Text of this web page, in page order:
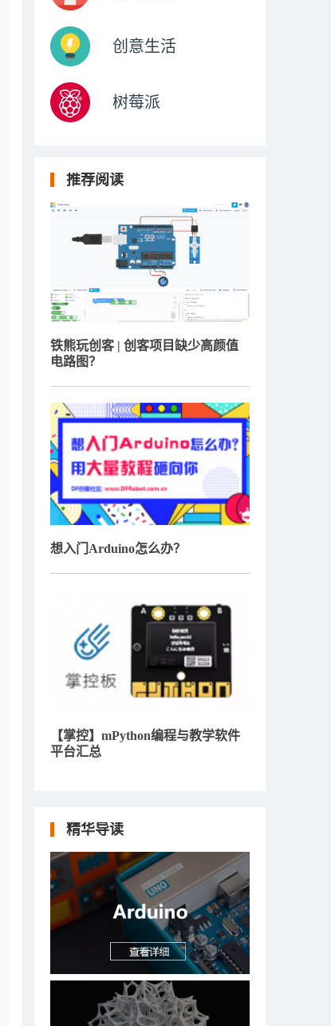
创意生活
树莓派
推荐阅读
铁熊玩创客 | 创客项目缺少高颜值
电路图？
想入门Arduino怎么办？
【掌控】mPython编程与教学软件
平台汇总
精华导读